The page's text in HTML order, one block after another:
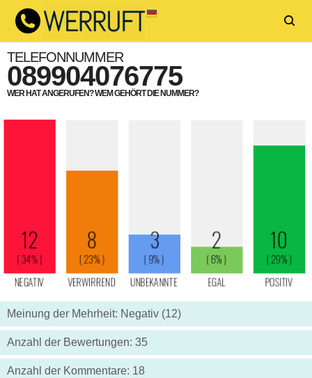
TELEFONNUMMER
089904076775
WER HAT ANGERUFEN? WEM GEHÖRT DIE NUMMER?
Meinung der Mehrheit: Negativ (12)
Anzahl der Bewertungen: 35
Anzahl der Kommentare: 18